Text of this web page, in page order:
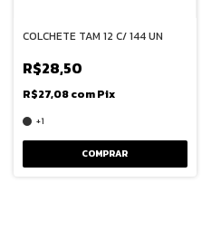
COLCHETE TAM 12 C/ 144 UN
R$28,50
R$27,08comPix
+1
COMPRAR